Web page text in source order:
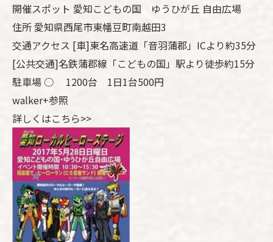
開催スポット 愛知こどもの国 ゆうひが丘 自由広場
住所 愛知県西尾市東幡豆町南越田3
交通アクセス [車]東名高速道「音羽蒲郡」ICより約35分
[公共交通]名鉄蒲郡線「こどもの国」駅より徒歩約15分
駐車場 ○ 1200台 1日1台500円
walker+参照
詳しくはこちら>>